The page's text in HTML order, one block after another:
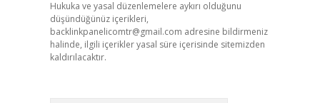
Hukuka ve yasal düzenlemelere aykırı olduğunu
düşündüğünüz içerikleri,
backlinkpanelicomtr@gmail.com adresine bildirmeniz
halinde, ilgili içerikler yasal süre içerisinde sitemizden
kaldırılacaktır.